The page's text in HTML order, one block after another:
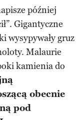
później
Gigantyczne
wysypywały gruz
Malaurie
kamienia do
obecnie
pod